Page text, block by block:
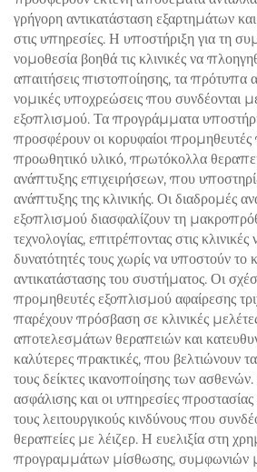
γρήγορη αντικατάσταση εξαρτημάτων
στις υπηρεσίες. Η υποστήριξη για τη
νομοθεσία βοηθά τις κλινικές να
απαιτήσεις πιστοποίησης, τα πρότυπα
νομικές υποχρεώσεις που συνδέονται με
εξοπλισμού. Τα προγράμματα
προσφέρουν οι κορυφαίοι
προωθητικό υλικό, πρωτόκολλα
ανάπτυξης επιχειρήσεων, που
ανάπτυξης της κλινικής. Οι διαδρομές
εξοπλισμού διασφαλίζουν τη
τεχνολογίας, επιτρέποντας στις κλινικές
δυνατότητές τους χωρίς να υποστούν το
αντικατάστασης του συστήματος. Οι
προμηθευτές εξοπλισμού αφαίρεσης
παρέχουν πρόσβαση σε κλινικές
αποτελεσμάτων θεραπειών και
καλύτερες πρακτικές, που βελτιώνουν
τους δείκτες ικανοποίησης των ασθενών.
ασφάλισης και οι υπηρεσίες
τους λειτουργικούς κινδύνους που
θεραπείες με λέιζερ. Η ευελιξία στη
προγραμμάτων μίσθωσης, συμφωνιών